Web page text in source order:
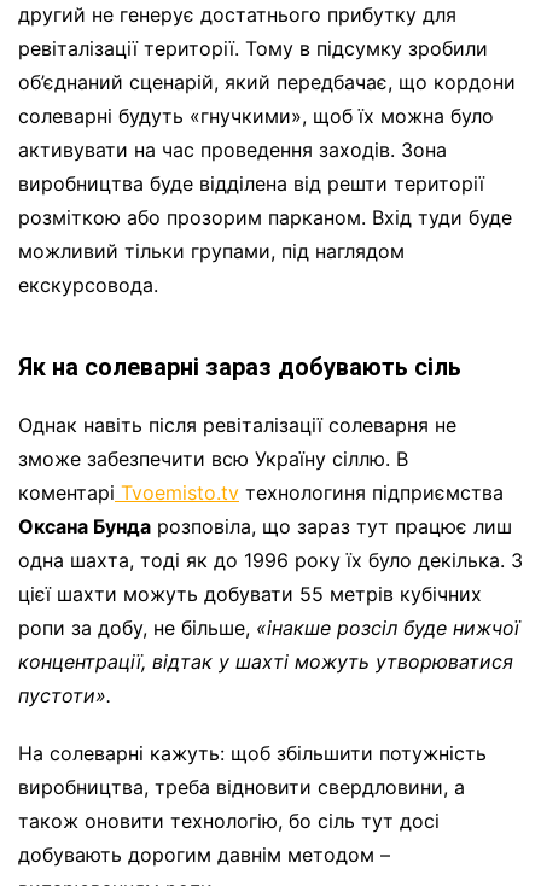
другий не генерує достатнього прибутку для
ревіталізації території. Тому в підсумку зробили
об’єднаний сценарій, який передбачає, що кордони
солеварні будуть «гнучкими», щоб їх можна було
активувати на час проведення заходів. Зона
виробництва буде відділена від решти території
розміткою або прозорим парканом. Вхід туди буде
можливий тільки групами, під наглядом
екскурсовода.
Як на солеварні зараз добувають сіль
Однак навіть після ревіталізації солеварня не
зможе забезпечити всю Україну сіллю. В
коментарі Tvoemisto.tv технологиня підприємства
Оксана Бунда розповіла, що зараз тут працює лиш
одна шахта, тоді як до 1996 року їх було декілька. З
цієї шахти можуть добувати 55 метрів кубічних
ропи за добу, не більше, «інакше розсіл буде нижчої
концентрації, відтак у шахті можуть утворюватися
пустоти».
На солеварні кажуть: щоб збільшити потужність
виробництва, треба відновити свердловини, а
також оновити технологію, бо сіль тут досі
добувають дорогим давнім методом –